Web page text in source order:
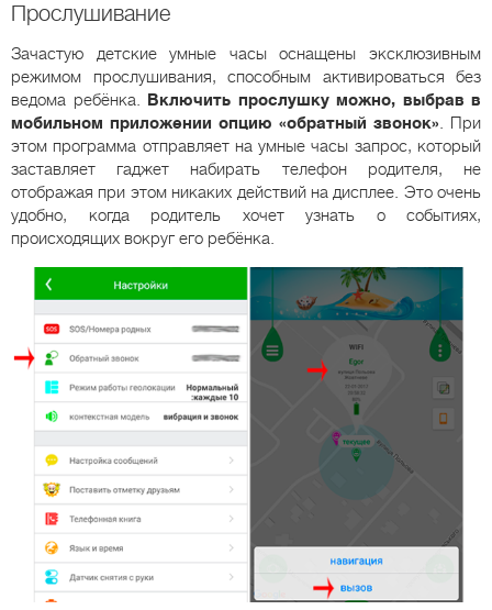
Прослушивание
Зачастую детские умные часы оснащены эксклюзивным
режимом прослушивания, способным активироваться без
ведома ребёнка. Включить прослушку можно, выбрав в
мобильном приложении опцию «обратный звонок». При
этом программа отправляет на умные часы запрос, который
заставляет гаджет набирать телефон родителя, не
отображая при этом никаких действий на дисплее. Это очень
удобно, когда родитель хочет узнать о событиях,
происходящих вокруг его ребёнка.